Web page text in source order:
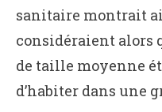
sanitaire montrait
considéraient alors
de taille moyenne
d’habiter dans une